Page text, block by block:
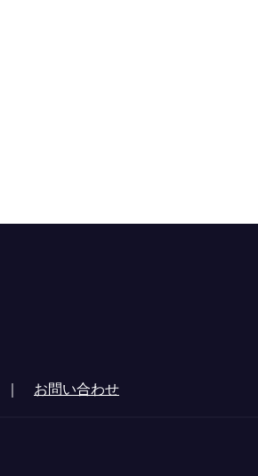
｜ お問い合わせ